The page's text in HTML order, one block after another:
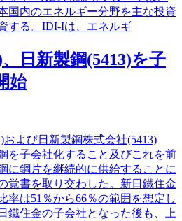
国内のエネルギー分野を主な投資
する。IDI-Iは、エネルギ
日新製鋼(5413)を子
始
よび日新製鋼株式会社(5413)
を子会社化すること及びこれを前
に鋼片を継続的に供給することに
覚書を取り交わした。新日鐵住金
率は51％から66％の範囲を想定し
鐵住金の子会社となった後も、上